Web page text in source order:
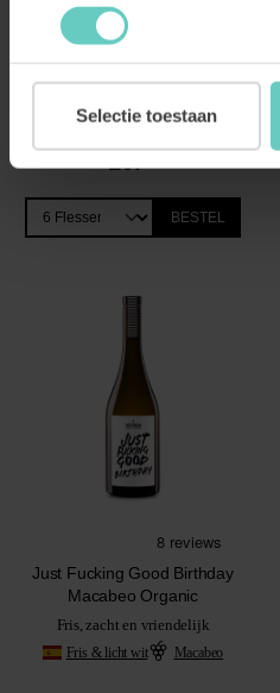
Selectie toestaan
Just Fucking Good Weekend
10.
BESTEL
Just Fucking Good Birthday
Macabeo Organic
Fris, zacht en vriendelijk
Fris & licht wit Macabeo